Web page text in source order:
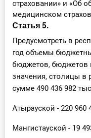
страховании» и «Об
медицинском
Статья 5.
Предусмотреть в
год объемы
бюджетов, бюджетов
значения, столицы в
сумме 490 436 982
Атырауской - 220 960
Мангистауской - 19